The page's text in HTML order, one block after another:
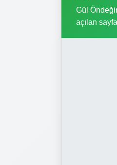
Gül
açılan